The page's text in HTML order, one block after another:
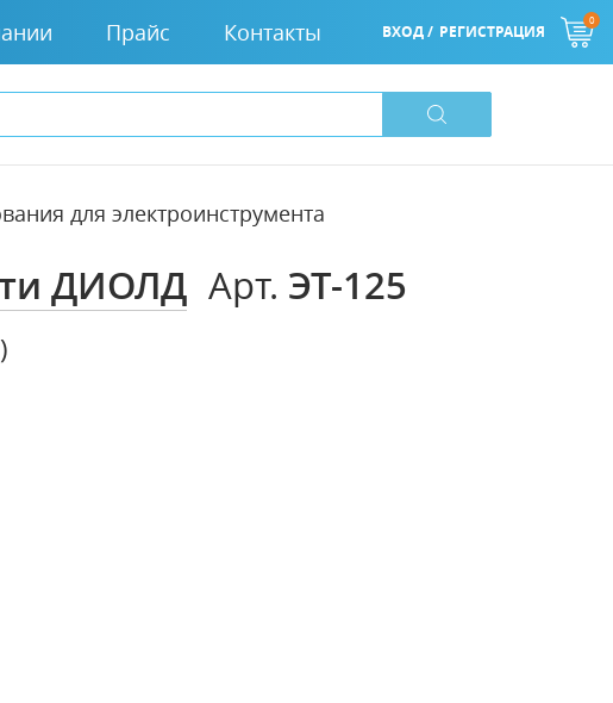
Прайс Контакты ВХОД / РЕГИСТРАЦИЯ
0
для электроинструмента
ДИОЛД Арт. ЭТ-125